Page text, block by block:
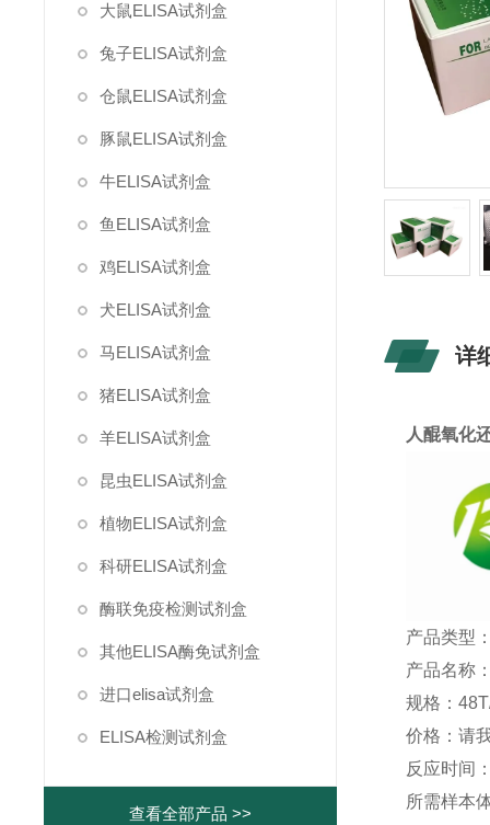
大鼠ELISA试剂盒
兔子ELISA试剂盒
仓鼠ELISA试剂盒
豚鼠ELISA试剂盒
牛ELISA试剂盒
鱼ELISA试剂盒
鸡ELISA试剂盒
犬ELISA试剂盒
马ELISA试剂盒
猪ELISA试剂盒
羊ELISA试剂盒
昆虫ELISA试剂盒
植物ELISA试剂盒
科研ELISA试剂盒
酶联免疫检测试剂盒
其他ELISA酶免试剂盒
进口elisa试剂盒
ELISA检测试剂盒
查看全部产品 >>
详
人醌氧化
产品类型
产品名称
规格：
价格：请
反应时间
所需样本